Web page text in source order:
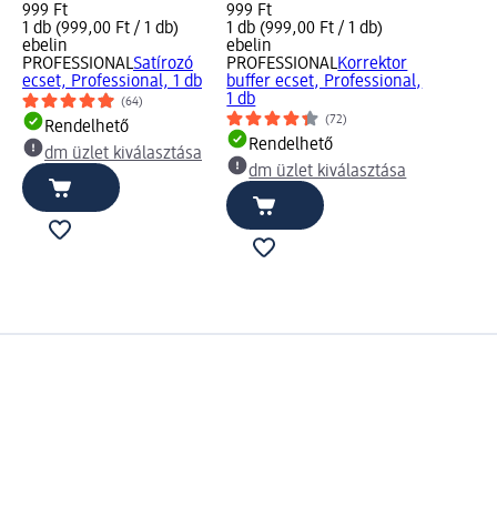
999 Ft
1 db (999,00 Ft / 1 db)
ebelin
PROFESSIONALSatírozó
ecset, Professional, 1 db
(64)
Rendelhető
dm üzlet kiválasztása
999 Ft
1 db (999,00 Ft / 1 db)
ebelin
PROFESSIONALKorrektor
buffer ecset, Professional,
1 db
(72)
Rendelhető
dm üzlet kiválasztása